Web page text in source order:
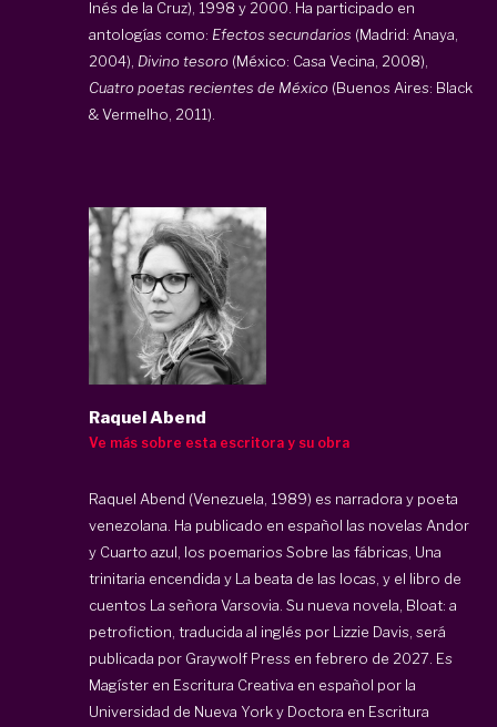
Inés de la Cruz), 1998 y 2000. Ha participado en
antologías como: Efectos secundarios (Madrid: Anaya,
2004), Divino tesoro (México: Casa Vecina, 2008),
Cuatro poetas recientes de México (Buenos Aires: Black
& Vermelho, 2011).
Raquel Abend
Ve más sobre esta escritora y su obra
Raquel Abend (Venezuela, 1989) es narradora y poeta
venezolana. Ha publicado en español las novelas Andor
y Cuarto azul, los poemarios Sobre las fábricas, Una
trinitaria encendida y La beata de las locas, y el libro de
cuentos La señora Varsovia. Su nueva novela, Bloat: a
petrofiction, traducida al inglés por Lizzie Davis, será
publicada por Graywolf Press en febrero de 2027. Es
Magíster en Escritura Creativa en español por la
Universidad de Nueva York y Doctora en Escritura